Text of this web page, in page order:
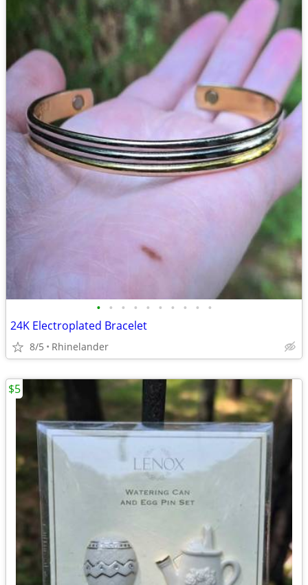
• • • • • • • • • •
24K Electroplated Bracelet
8/5 Rhinelander
$5